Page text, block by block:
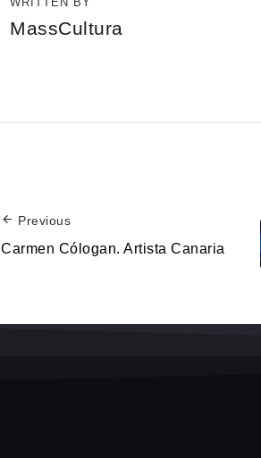
MassCultura
Previous
Carmen Cólogan. Artista Canaria